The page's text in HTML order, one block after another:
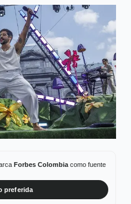
Forbes Colombiacomo fuente
preferida